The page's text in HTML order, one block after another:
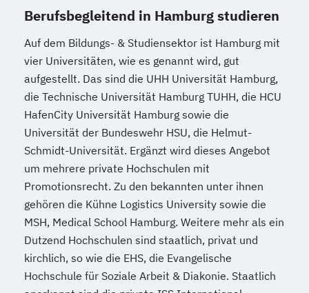
Geprüfte/r Web-Designer/in (ILS)
Geprüfter IT-Manager
Geprüfter Wirtschaftsinformatiker
Geschichte/Politik: Deutschland damals
und heute
Geschäftsführung in Kleinbetrieben
Geschäftsführung in Mittelbetrieben
Grafik-Design
Gutes Deutsch
Handelsenglisch (LCCI)
Handelsfachwirt (IHK)
Hauptschulabschluss (Erster
allgemeinbildender Schulabschluss)
Haus- und Grundstücksverwalter
Haustechnik Hauswirtschafter
Heilpraktiker/in - Vorbereitung auf die
NLP Tools in der psychologischen
Beratungspraxis
Paarberater/ -in
Paarberater/-in + Systemische/r Berater/-
in
Personal Trainer/-in
Personal Trainer/-in Fachrichtung "Fitness
65+ (Seniorentrainer/-in)"
Personal Trainer/-in mit Fachrichtung
"Lebensmittelunverträglichkeiten"
Personal Trainer/-in mit Zusatzmodul
"Betriebswirtschaft"
Pflanzenkunde in der Ernährung
Psychologische/r Berater/-in
Berufsbegleitend in Hamburg studieren
Auf dem Bildungs- & Studiensektor ist Hamburg mit
vier Universitäten, wie es genannt wird, gut
aufgestellt. Das sind die UHH Universität Hamburg,
die Technische Universität Hamburg TUHH, die HCU
HafenCity Universität Hamburg sowie die
Universität der Bundeswehr HSU, die Helmut-
Schmidt-Universität. Ergänzt wird dieses Angebot
um mehrere private Hochschulen mit
Promotionsrecht. Zu den bekannten unter ihnen
gehören die Kühne Logistics University sowie die
MSH, Medical School Hamburg. Weitere mehr als ein
Dutzend Hochschulen sind staatlich, privat und
kirchlich, so wie die EHS, die Evangelische
Hochschule für Soziale Arbeit & Diakonie. Staatlich